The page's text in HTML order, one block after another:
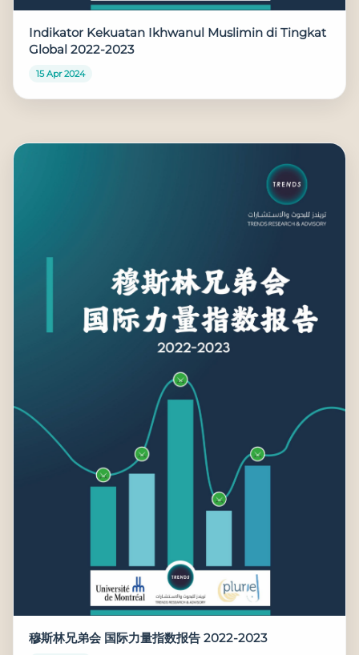
Indikator Kekuatan Ikhwanul Muslimin di Tingkat
Global 2022-2023
15 Apr 2024
穆斯林兄弟会 国际力量指数报告 2022-2023